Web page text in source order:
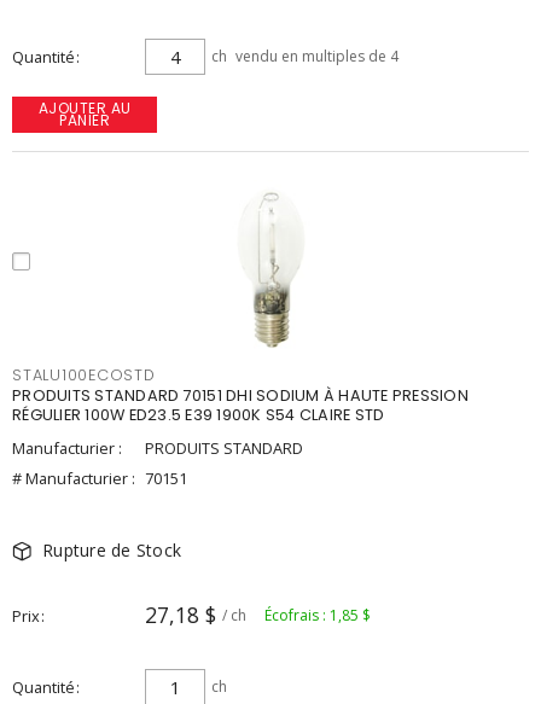
Quantité ch vendu en multiples de 4
AJOUTER AU
PANIER
STALU100ECOSTD
PRODUITS STANDARD 70151 DHI SODIUM À HAUTE PRESSION
RÉGULIER 100W ED23.5 E39 1900K S54 CLAIRE STD
Manufacturier :
PRODUITS STANDARD
# Manufacturier : 70151
Rupture de Stock
Prix 27,18 $ / ch Écofrais : 1,85 $
Quantité ch